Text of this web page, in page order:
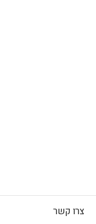
צרו קשר